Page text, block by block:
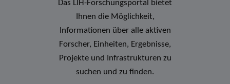
Das LIH-Forschungsportal bietet
Ihnen die Möglichkeit,
Informationen über alle aktiven
Forscher, Einheiten, Ergebnisse,
Projekte und Infrastrukturen zu
suchen und zu finden.